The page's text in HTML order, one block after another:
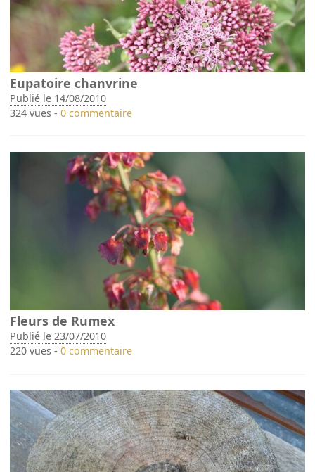
Eupatoire chanvrine
Publié le 14/08/2010
324 vues -0 commentaire
Fleurs de Rumex
Publié le 23/07/2010
220 vues -0 commentaire